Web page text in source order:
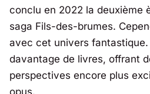
conclu en 2022 la deuxième
saga Fils-des-brumes.
avec cet univers fantastique.
davantage de livres, offrant
perspectives encore plus
opus.